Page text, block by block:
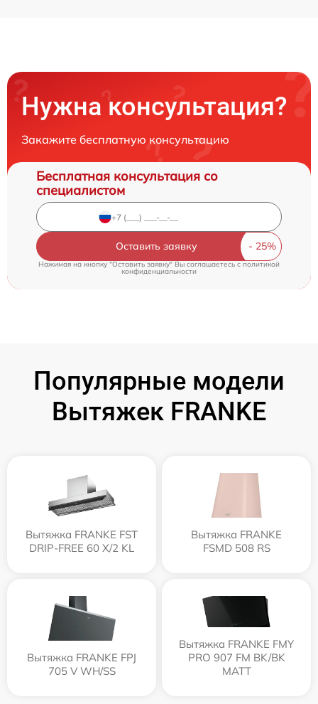
Нужна консультация?
Закажите бесплатную консультацию
Бесплатная консультация со
специалистом
Оставить заявку
Нажимая на кнопку "Оставить заявку" Вы соглашаетесь c политикой
конфиденциальности
Популярные модели
Вытяжек FRANKE
Вытяжка FRANKE FST
DRIP-FREE 60 X/2 KL
Вытяжка FRANKE
FSMD 508 RS
Вытяжка FRANKE FPJ
705 V WH/SS
Вытяжка FRANKE FMY
PRO 907 FM BK/BK
MATT